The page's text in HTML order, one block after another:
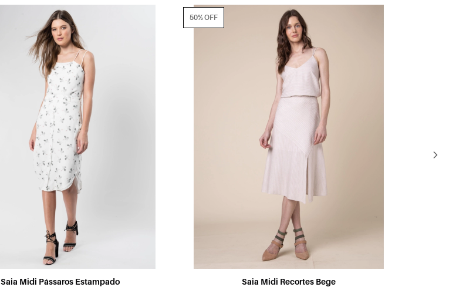
Saia Midi Pássaros Estampado
Saia Midi Recortes Bege
50% OFF